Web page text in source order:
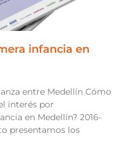
infancia en
entre Medellín Cómo
interés por
en Medellín? 2016-
presentamos los